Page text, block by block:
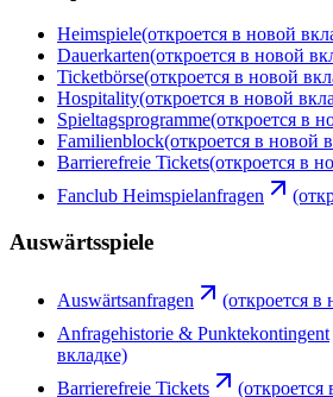
Heimspiele(откроется в новой
Dauerkarten(откроется в новой
Ticketbörse(откроется в новой
Hospitality(откроется в новой
Spieltagsprogramme(откроется в
Familienblock(откроется в новой
Barrierefreie Tickets(откроется в
Fanclub Heimspielanfragen
Auswärtsspiele
Auswärtsanfragen
(откроется в
Anfragehistorie & Punktekontingent
вкладке)
Barrierefreie Tickets
(откроется